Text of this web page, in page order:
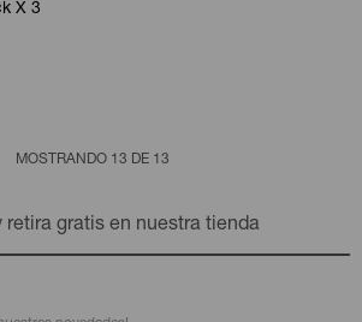
X 3
MOSTRANDO 13 DE 13
retira gratis en nuestra tienda